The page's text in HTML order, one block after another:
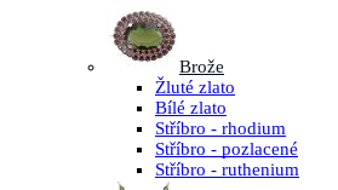
Brože
Žluté zlato
Bílé zlato
Stříbro - rhodium
Stříbro - pozlacené
Stříbro - ruthenium